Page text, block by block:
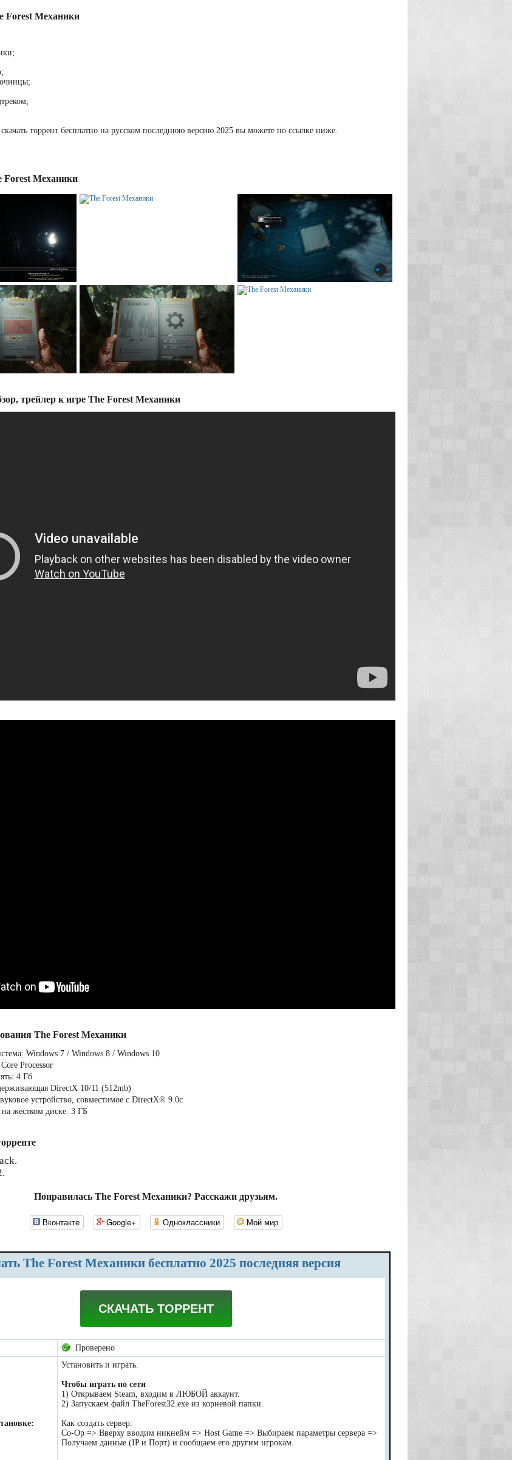
Forest Механики
торрент бесплатно на русском последнюю версию 2025 вы можете по ссылке ниже.
Механики
трейлер к игре The Forest Механики
The Forest Механики
Windows 7 / Windows 8 / Windows 10
Processor
4 Гб
DirectX 10/11 (512mb)
устройство, совместимое с DirectX® 9.0с
жестком диске: 3 ГБ
Понравилась The Forest Механики? Расскажи друзьям.
Вконтакте Google+ Одноклассники Мой мир
The Forest Механики бесплатно 2025 последняя версия
СКАЧАТЬ ТОРРЕНТ
Проверено
Установить и играть.
Чтобы играть по сети
1) Открываем Steam, входим в ЛЮБОЙ аккаунт.
2) Запускаем файл TheForest32.exe из корневой папки.
Как создать сервер:
Co-Op => Вверху вводим никнейм => Host Game => Выбираем параметры сервера =>
Получаем данные (IP и Порт) и сообщаем его другим игрокам.